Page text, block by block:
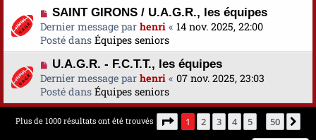
a
g
e
e
s
s
a
g
e
e
a
u
m
e
s
s
a
g
N
o
u
v
e
a
u
m
e
SAINT GIRONS / U.A.G.R., les équipes
Dernier message par henri « 14 nov. 2025, 22:00
Posté dans Équipes seniors
N
o
u
v
e
U.A.G.R. - F.C.T.T., les équipes
Dernier message par henri « 07 nov. 2025, 23:03
Posté dans Équipes seniors
Plus de 1000 résultats ont été trouvés Page 1sur50
1 2 3 4 5 50